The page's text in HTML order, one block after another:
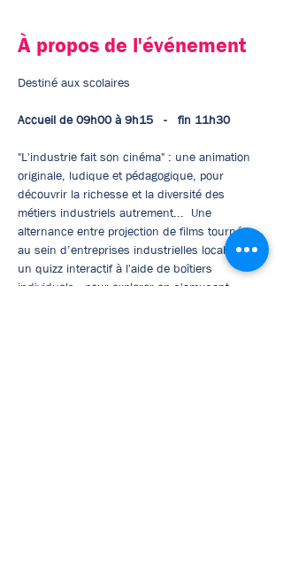
À propos de l'événement
Destiné aux scolaires
Accueil de 09h00 à 9h15   -   fin 11h30
"L'industrie fait son cinéma" : une animation
originale, ludique et pédagogique, pour
découvrir la richesse et la diversité des
métiers industriels autrement...  Une
alternance entre projection de films tournés
au sein d’entreprises industrielles locales, et
un quizz interactif à l'aide de boîtiers
individuels,  pour explorer en s'amusant.